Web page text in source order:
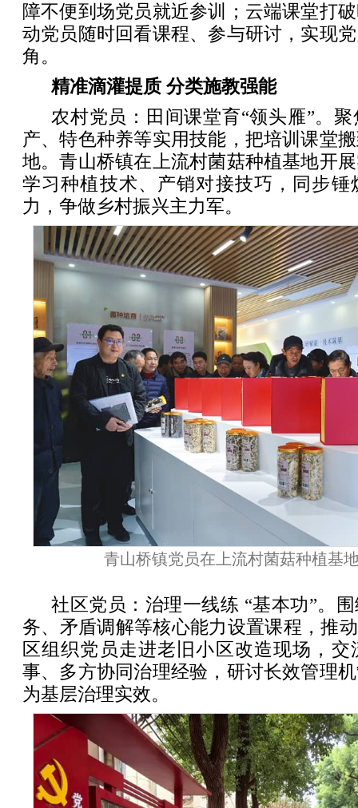
障不便到场党员就近参训；云端课堂打
动党员随时回看课程、参与研讨，实现
角。
精准滴灌提质 分类施教强能
农村党员：田间课堂育“领头雁”。
产、特色种养等实用技能，把培训课堂
地。青山桥镇在上流村菌菇种植基地开
学习种植技术、产销对接技巧，同步锤
力，争做乡村振兴主力军。
青山桥镇党员在上流村菌菇种植基
社区党员：治理一线练 “基本功”。
务、矛盾调解等核心能力设置课程，推
区组织党员走进老旧小区改造现场，
事、多方协同治理经验，研讨长效管理
为基层治理实效。